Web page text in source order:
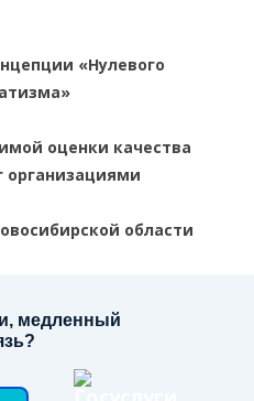
«Нулевого
оценки качества
организациями
области
медленный